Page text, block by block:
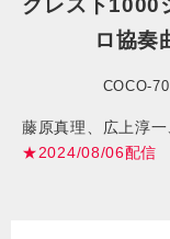
お問い合わせ
クレスト1000
ロ協奏
COCO-
藤原真理、広上淳
★2024/08/06配信